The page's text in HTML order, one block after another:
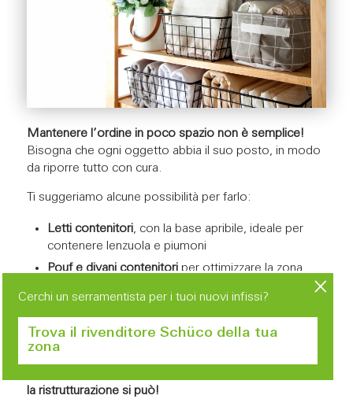
Mantenere l’ordine in poco spazio non è semplice!
Bisogna che ogni oggetto abbia il suo posto, in modo
da riporre tutto con cura.
Ti suggeriamo alcune possibilità per farlo:
Letti contenitori, con la base apribile, ideale per
contenere lenzuola e piumoni
Pouf e divani contenitoriper ottimizzare la zona
l’ingresso, perfetti per contenere in modo ordinato
abiti, trucchi, scarpe e ombrelli
la ristrutturazione si può!
Cerchi un serramentista per i tuoi nuovi infissi?
Trova il rivenditore Schüco della tua
zona